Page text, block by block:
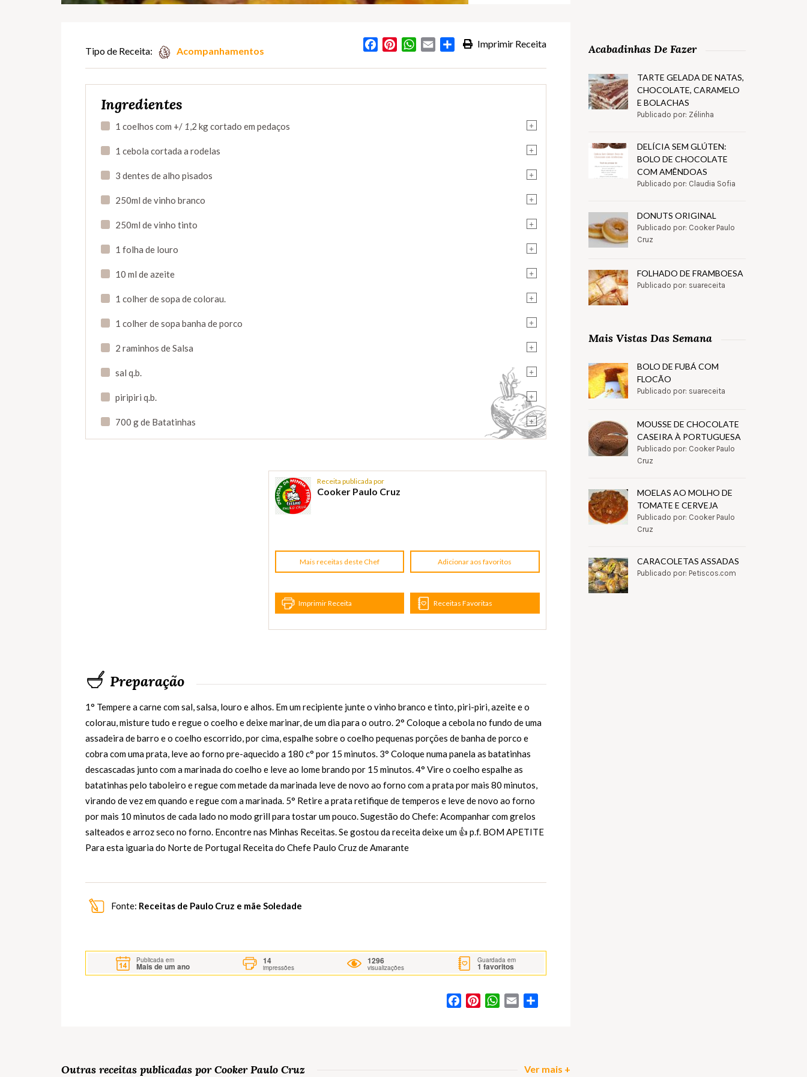
Imprimir Receita
FacebookPinterestWhatsApp
Email Partilhar
Tipo de Receita: Acompanhamentos
Ingredientes
+
1 coelhos com +/ 1,2 kg cortado em pedaços
+
1 cebola cortada a rodelas
+
3 dentes de alho pisados
+
250ml de vinho branco
+
250ml de vinho tinto
+
1 folha de louro
+
10 ml de azeite
+
1 colher de sopa de colorau.
+
1 colher de sopa banha de porco
+
2 raminhos de Salsa
+
sal q.b.
+
piripiri q.b.
+
700 g de Batatinhas
Receita publicada por
Cooker Paulo Cruz
Mais receitas deste Chef Adicionar aos favoritos
Imprimir Receita Receitas Favoritas
Preparação
1° Tempere a carne com sal, salsa, louro e alhos. Em um recipiente junte o vinho branco e tinto, piri-piri, azeite e o
colorau, misture tudo e regue o coelho e deixe marinar, de um dia para o outro. 2° Coloque a cebola no fundo de uma
assadeira de barro e o coelho escorrido, por cima, espalhe sobre o coelho pequenas porções de banha de porco e
cobra com uma prata, leve ao forno pre-aquecido a 180 c° por 15 minutos. 3° Coloque numa panela as batatinhas
descascadas junto com a marinada do coelho e leve ao lome brando por 15 minutos. 4° Vire o coelho espalhe as
batatinhas pelo taboleiro e regue com metade da marinada leve de novo ao forno com a prata por mais 80 minutos,
virando de vez em quando e regue com a marinada. 5° Retire a prata retifique de temperos e leve de novo ao forno
por mais 10 minutos de cada lado no modo grill para tostar um pouco. Sugestão do Chefe: Acompanhar com grelos
salteados e arroz seco no forno. Encontre nas Minhas Receitas. Se gostou da receita deixe um 👍 p.f. BOM APETITE
Para esta iguaria do Norte de Portugal Receita do Chefe Paulo Cruz de Amarante
Fonte: Receitas de Paulo Cruz e mãe Soledade
Publicada em
Mais de um ano
14
impressões
1296
visualizações
Guardada em
1 favoritos
FacebookPinterestWhatsApp
Email
Outras receitas publicadas por Cooker Paulo Cruz Ver mais +
Acabadinhas De Fazer
TARTE GELADA DE NATAS,
CHOCOLATE, CARAMELO
E BOLACHAS
Publicado por: Zélinha
DELÍCIA SEM GLÚTEN:
BOLO DE CHOCOLATE
COM AMÊNDOAS
Publicado por: Claudia Sofia
DONUTS ORIGINAL
Publicado por: Cooker Paulo
Cruz
FOLHADO DE FRAMBOESA
Publicado por: suareceita
Mais Vistas Das Semana
BOLO DE FUBÁ COM
FLOCÃO
Publicado por: suareceita
MOUSSE DE CHOCOLATE
CASEIRA À PORTUGUESA
Publicado por: Cooker Paulo
Cruz
MOELAS AO MOLHO DE
TOMATE E CERVEJA
Publicado por: Cooker Paulo
Cruz
CARACOLETAS ASSADAS
Publicado por: Petiscos.com